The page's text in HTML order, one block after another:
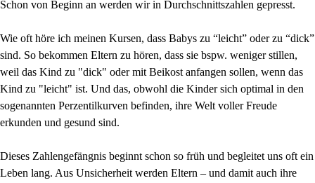
Schon von Beginn an werden wir in Durchschnittszahlen gepresst.
Wie oft höre ich meinen Kursen, dass Babys zu “leicht” oder zu “dick”
sind. So bekommen Eltern zu hören, dass sie bspw. weniger stillen,
weil das Kind zu "dick" oder mit Beikost anfangen sollen, wenn das
Kind zu "leicht" ist. Und das, obwohl die Kinder sich optimal in den
sogenannten Perzentilkurven befinden, ihre Welt voller Freude
erkunden und gesund sind.
Dieses Zahlengefängnis beginnt schon so früh und begleitet uns oft ein
Leben lang. Aus Unsicherheit werden Eltern – und damit auch ihre